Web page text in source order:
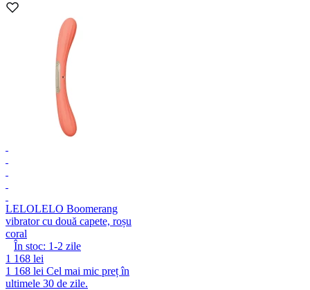
LELOLELO Boomerang
vibrator cu două capete, roșu
coral
În stoc: 1-2 zile
1 168 lei
1 168 lei Cel mai mic preț în
ultimele 30 de zile.